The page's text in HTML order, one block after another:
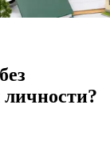
личности?